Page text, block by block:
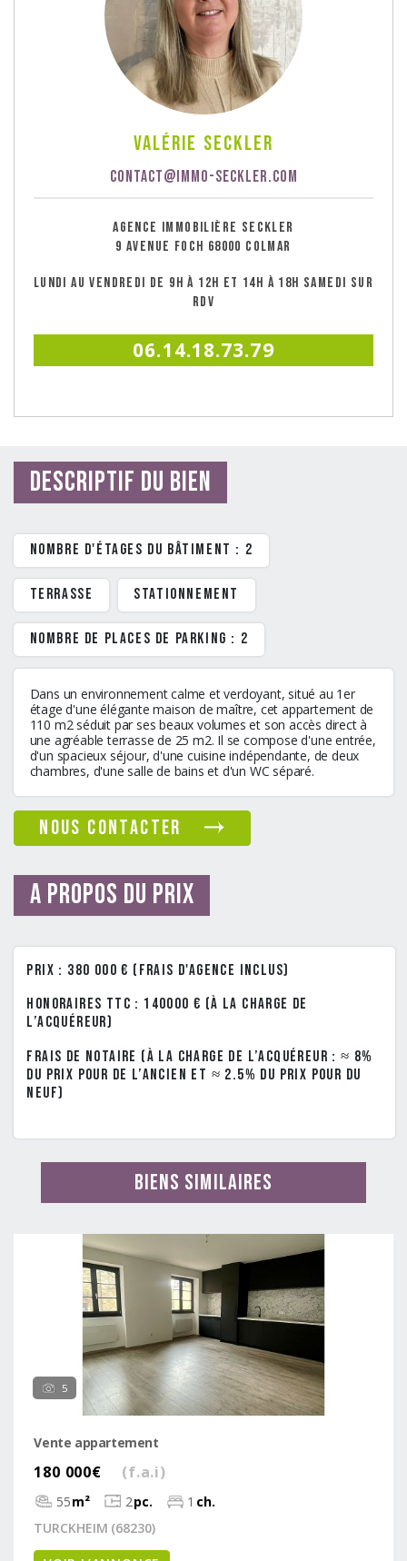
Valérie Seckler
CONTACT@IMMO-SECKLER.COM
AGENCE IMMOBILIÈRE SECKLER
9 AVENUE FOCH 68000 COLMAR
LUNDI AU VENDREDI DE 9H À 12H ET 14H À 18H SAMEDI SUR
RDV
06.14.18.73.79
Descriptif du bien
Nombre d'étages du bâtiment : 2
terrasse stationnement
Nombre de places de parking : 2
Dans un environnement calme et verdoyant, situé au 1er
étage d'une élégante maison de maître, cet appartement de
110 m2 séduit par ses beaux volumes et son accès direct à
une agréable terrasse de 25 m2. Il se compose d'une entrée,
d'un spacieux séjour, d'une cuisine indépendante, de deux
chambres, d'une salle de bains et d'un WC séparé.
nous contacter
A propos du prix
Prix : 380 000 € (frais d'agence inclus)
Honoraires TTC : 140000 € (à la charge de
l’acquéreur)
Frais de notaire (à la charge de l’acquéreur : ≈ 8%
du prix pour de l’ancien et ≈ 2.5% du prix pour du
neuf)
Biens similaires
5
Vente appartement
180 000€ (f.a.i)
55m² 2pc. 1 ch.
TURCKHEIM (68230)